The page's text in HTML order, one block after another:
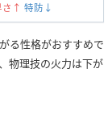
さ↑ 特防↓
る性格がおすすめで
物理技の火力は下が